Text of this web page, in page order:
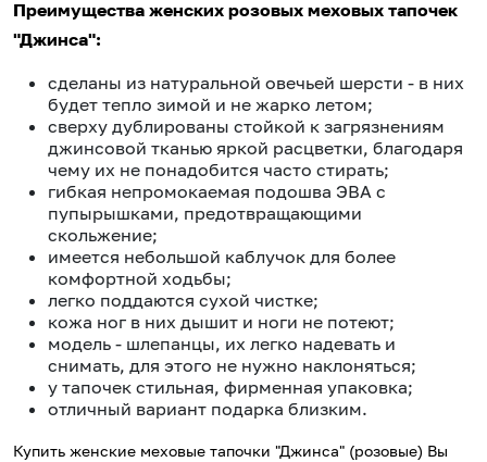
Преимущества женских розовых меховых тапочек
"Джинса":
сделаны из натуральной овечьей шерсти - в них
будет тепло зимой и не жарко летом;
сверху дублированы стойкой к загрязнениям
джинсовой тканью яркой расцветки, благодаря
чему их не понадобится часто стирать;
гибкая непромокаемая подошва ЭВА с
пупырышками, предотвращающими
скольжение;
имеется небольшой каблучок для более
комфортной ходьбы;
легко поддаются сухой чистке;
кожа ног в них дышит и ноги не потеют;
модель - шлепанцы, их легко надевать и
снимать, для этого не нужно наклоняться;
у тапочек стильная, фирменная упаковка;
отличный вариант подарка близким.
Купить женские меховые тапочки "Джинса" (розовые) Вы